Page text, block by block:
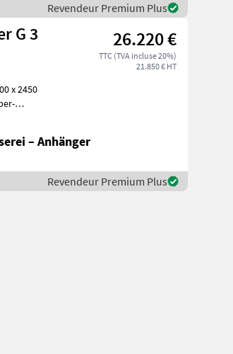
Revendeur Premium Plus
G 3
26.220 €
TTC (TVA incluse 20%)
21.850 € HT
– Anhänger
Revendeur Premium Plus